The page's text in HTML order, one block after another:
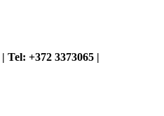
| Tel: +372 3373065 |